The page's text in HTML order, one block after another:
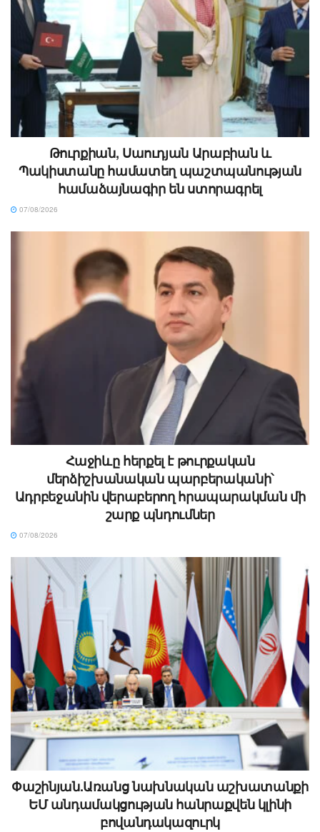
Թուրքիան, Սաուդյան Արաբիան և
Պակիստանը համատեղ պաշտպանության
համաձայնագիր են ստորագրել
07/08/2026
Հաջիևը հերքել է թուրքական
մերձիշխանական պարբերականի՝
Ադրբեջանին վերաբերող հրապարակման մի
շարք պնդումներ
07/08/2026
Փաշինյան.Առանց նախնական աշխատանքի
ԵՄ անդամակցության հանրաքվեն կլինի
բովանդակազուրկ